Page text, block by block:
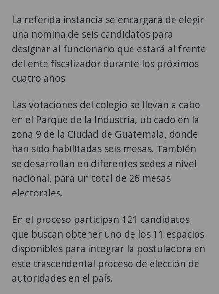
La referida instancia se encargará de elegir
una nomina de seis candidatos para
designar al funcionario que estará al frente
del ente fiscalizador durante los próximos
cuatro años.
Las votaciones del colegio se llevan a cabo
en el Parque de la Industria, ubicado en la
zona 9 de la Ciudad de Guatemala, donde
han sido habilitadas seis mesas. También
se desarrollan en diferentes sedes a nivel
nacional, para un total de 26 mesas
electorales.
En el proceso participan 121 candidatos
que buscan obtener uno de los 11 espacios
disponibles para integrar la postuladora en
este trascendental proceso de elección de
autoridades en el país.